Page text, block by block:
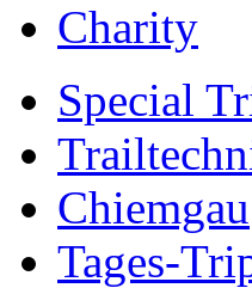
Charity
Special
Chiemgau
Tages-